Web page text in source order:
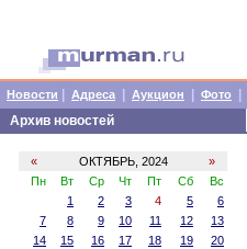
Новости Адреса Аукцион Фото
Архив новостей
« ОКТЯБРЬ, 2024
»
Пн
Вт Ср Чт Пт Сб
Вс
1
2 3 4 5
6
7
8 9 10 11 12
13
14
15 16 17 18 19
20